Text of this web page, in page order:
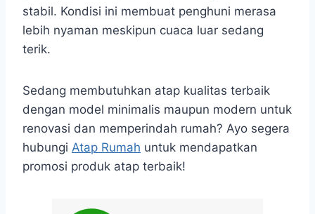
stabil. Kondisi ini membuat penghuni merasa
lebih nyaman meskipun cuaca luar sedang
terik.
Sedang membutuhkan atap kualitas terbaik
dengan model minimalis maupun modern untuk
renovasi dan memperindah rumah? Ayo segera
hubungi Atap Rumah untuk mendapatkan
promosi produk atap terbaik!